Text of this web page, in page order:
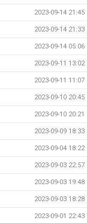
2023-09-14 21:45
2023-09-14 21:33
2023-09-14 05:06
2023-09-11 13:02
2023-09-11 11:07
2023-09-10 20:45
2023-09-10 20:21
2023-09-09 18:33
2023-09-04 18:22
2023-09-03 22:57
2023-09-03 19:48
2023-09-03 18:28
2023-09-01 22:43